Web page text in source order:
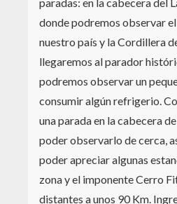
donde podremos observar
nuestro país y la Cordillera
llegaremos al parador
podremos observar un
consumir algún refrigerio.
una parada en la cabecera
poder observarlo de cerca,
poder apreciar algunas
zona y el imponente Cerro
distantes a unos 90 Km.